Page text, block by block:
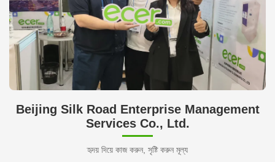
Beijing Silk Road Enterprise Management
Services Co., Ltd.
হৃদয় দিয়ে কাজ করুন, সৃষ্টি করুন মূল্য